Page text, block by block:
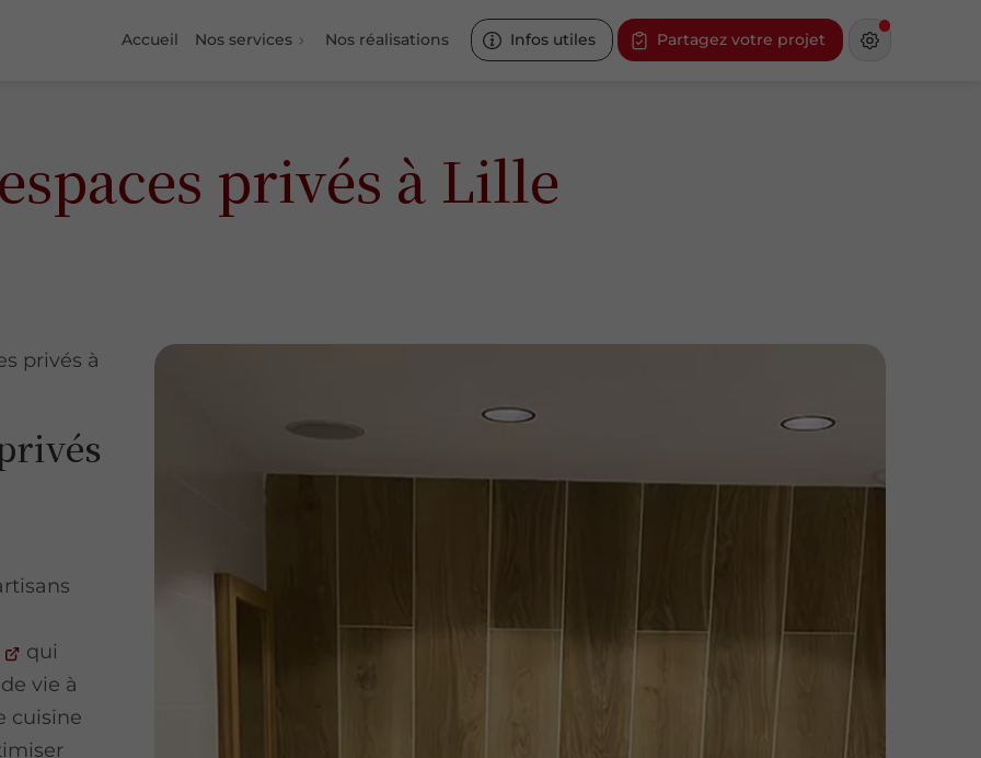
Accueil Nos services Nos réalisations Infos utiles Partagez votre projet
privés à Lille
privés à
qui
vie à
cuisine